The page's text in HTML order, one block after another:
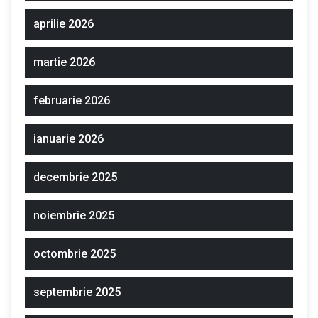
aprilie 2026
martie 2026
februarie 2026
ianuarie 2026
decembrie 2025
noiembrie 2025
octombrie 2025
septembrie 2025